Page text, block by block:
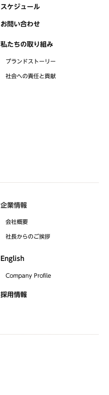
スケジュール
お問い合わせ
私たちの取り組み
ブランドストーリー
社会への責任と貢献
企業情報
会社概要
社⻑からのご挨拶
English
Company Profile
採用情報